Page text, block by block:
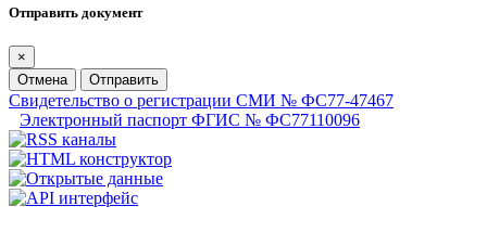
Отправить документ
×
Отмена
Отправить
Свидетельство о регистрации СМИ № ФС77-47467
Электронный паспорт ФГИС № ФС77110096